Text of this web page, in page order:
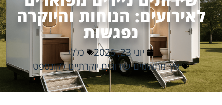
לאירועים: הנוחות והיוקרה
נפגשות
יוני 23, 2026
כללי
איך מתאימים שירותים יוקרתיים לקונספט